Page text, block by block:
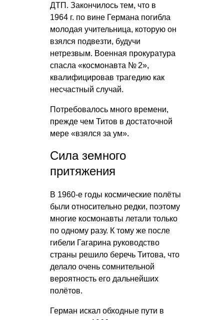
ДТП. Закончилось тем, что в
1964 г. по вине Германа погибла
молодая учительница, которую он
взялся подвезти, будучи
нетрезвым. Военная прокуратура
спасла «космонавта № 2»,
квалифицировав трагедию как
несчастный случай.
Потребовалось много времени,
прежде чем Титов в достаточной
мере «взялся за ум».
Сила земного
притяжения
В 1960-е годы космические полёты
были относительно редки, поэтому
многие космонавты летали только
по одному разу. К тому же после
гибели Гагарина руководство
страны решило беречь Титова, что
делало очень сомнительной
вероятность его дальнейших
полётов.
Герман искал обходные пути в